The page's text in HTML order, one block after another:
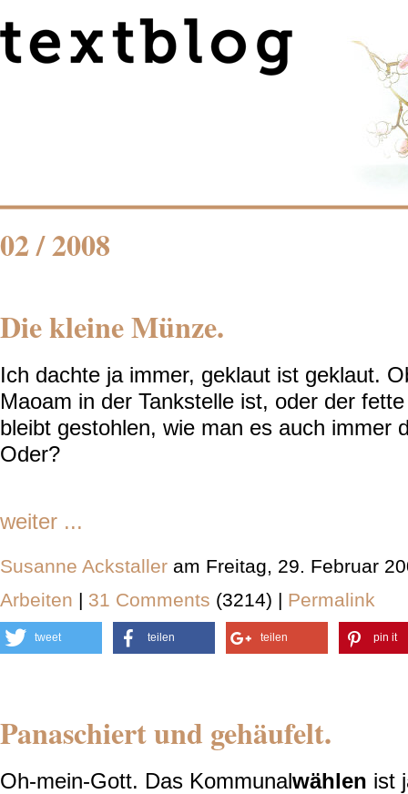
02 / 2008
Die kleine Münze.
Ich dachte ja immer, geklaut ist geklaut.
Maoam in der Tankstelle ist, oder der
bleibt gestohlen, wie man es auch immer
Oder?
weiter ...
Susanne Ackstaller am Freitag, 29. Februar
Arbeiten | 31 Comments (3214) | Permalink
tweet teilen teilen pin it
Panaschiert und gehäufelt.
Oh-mein-Gott. Das Kommunalwählen ist